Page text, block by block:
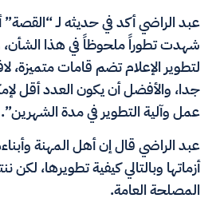
عبد الراضي أكد في حديثه لـ “القصة”
شهدت تطوراً ملحوظاً في هذا الشأن،
لتطوير الإعلام تضم قامات متميزة،
جدا، والأفضل أن يكون العدد أقل
عمل وآلية التطوير في مدة الشهرين”.
عبد الراضي قال إن أهل المهنة
أزماتها وبالتالي كيفية تطويرها، لكن
المصلحة العامة.